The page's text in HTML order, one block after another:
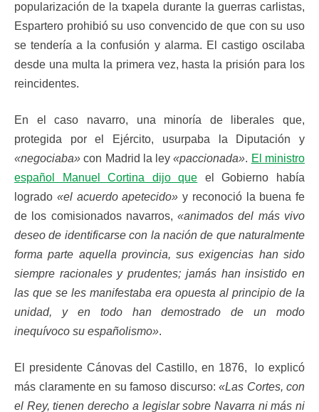
popularización de la txapela durante la guerras carlistas,
Espartero prohibió su uso convencido de que con su uso
se tendería a la confusión y alarma. El castigo oscilaba
desde una multa la primera vez, hasta la prisión para los
reincidentes.
En el caso navarro, una minoría de liberales que,
protegida por el Ejército, usurpaba la Diputación y
«negociaba» con Madrid la ley«paccionada». El ministro
español Manuel Cortina dijo que el Gobierno había
logrado «el acuerdo apetecido» y reconoció la buena fe
de los comisionados navarros,«animados del más vivo
deseo de identificarse con la nación de que naturalmente
forma parte aquella provincia, sus exigencias han sido
siempre racionales y prudentes; jamás han insistido en
las que se les manifestaba era opuesta al principio de la
unidad, y en todo han demostrado de un modo
inequívoco su españolismo».
El presidente Cánovas del Castillo, en 1876, lo explicó
más claramente en su famoso discurso: «Las Cortes, con
el Rey, tienen derecho a legislar sobre Navarra ni más ni